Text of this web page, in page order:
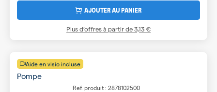
AJOUTER AU PANIER
Plus d’offres à partir de3,13 €
Aide en visio incluse
Pompe
Ref. produit : 2878102500